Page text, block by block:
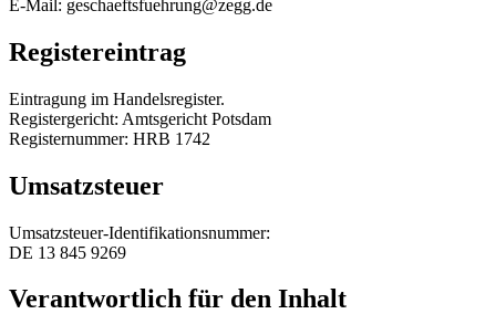
E-Mail:
Registereintrag
Eintragung im Handelsregister.
Registergericht: Amtsgericht Potsdam
Registernummer: HRB 1742
Umsatzsteuer
Umsatzsteuer-Identifikationsnummer:
DE 13 845 9269
Verantwortlich für den Inhalt